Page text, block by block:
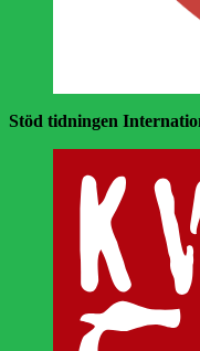
Stöd tidningen